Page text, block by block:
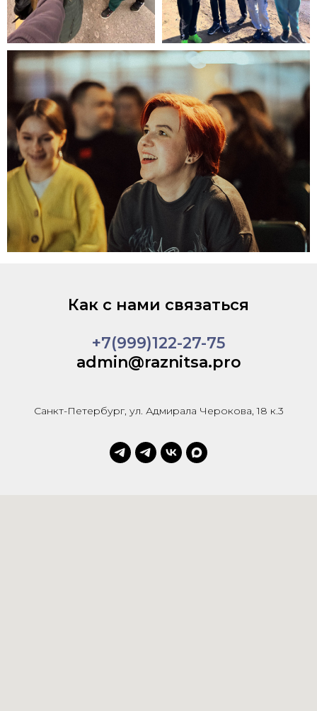
Как с нами связаться
+7(999)122-27-75
admin@raznitsa.pro
Санкт-Петербург, ул. Адмирала Черокова, 18 к.3